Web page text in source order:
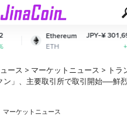
JPY-¥ 301,696.76
ース > マーケットニュース > トラ
ン」、主要取引所で取引開始──鮮
マーケットニュース